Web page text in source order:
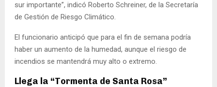
sur importante”, indicó Roberto Schreiner, de la Secretaría
de Gestión de Riesgo Climático.
El funcionario anticipó que para el fin de semana podría
haber un aumento de la humedad, aunque el riesgo de
incendios se mantendrá muy alto o extremo.
Llega la “Tormenta de Santa Rosa”